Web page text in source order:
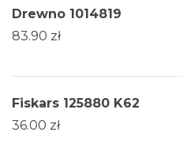
Drewno 1014819
83.90 zł
Fiskars 125880 K62
36.00 zł